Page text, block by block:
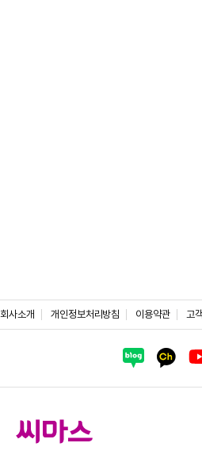
회사소개 개인정보처리방침 이용약관 고